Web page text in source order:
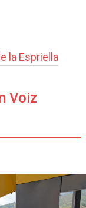
la Espriella
Voiz